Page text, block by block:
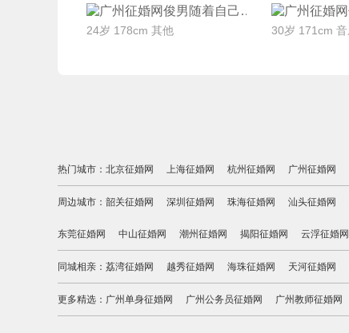
联系Ta 随着自己
24岁 178cm 其他
联
30岁 171cm 音
热门城市： 北京征婚网 上海征婚网 杭州征婚网 广州征婚网
周边城市： 韶关征婚网 深圳征婚网 珠海征婚网 汕头征婚网
东莞征婚网 中山征婚网 潮州征婚网 揭阳征婚网 云浮征婚网
同城相亲： 荔湾征婚网 越秀征婚网 海珠征婚网 天河征婚网
更多精选： 广州单身征婚网 广州公务员征婚网 广州教师征婚网